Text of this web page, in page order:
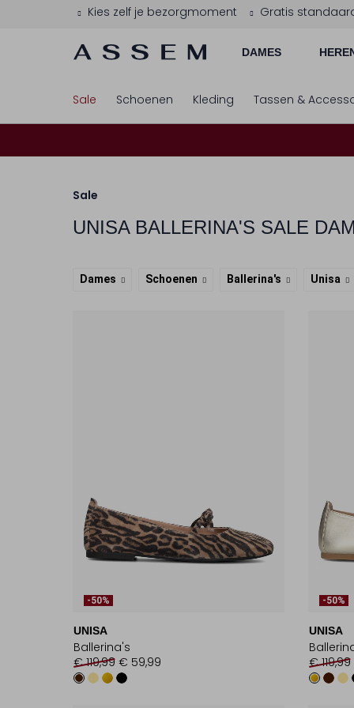
Kies zelf je bezorgmoment Gratis
DAMES
Sale Schoenen Kleding Tassen &
Sale
UNISABALLERINA'S SALE
Dames Schoenen Ballerina's Unisa
-50%
UNISA
Ballerina's
€ 119,99 € 59,99
-50%
UNISA
€ 119,99